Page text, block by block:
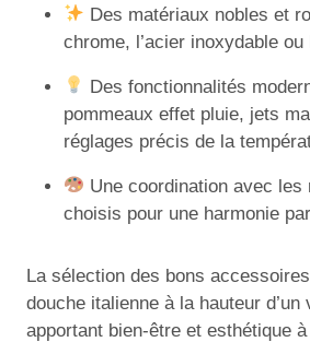
Des matériaux nobles et
chrome, l’acier inoxydable ou
Des fonctionnalités
pommeaux effet pluie, jets
réglages précis de la
Une coordination avec les
choisis pour une harmonie
La sélection des bons
douche italienne à la hauteur
apportant bien-être et esthétique